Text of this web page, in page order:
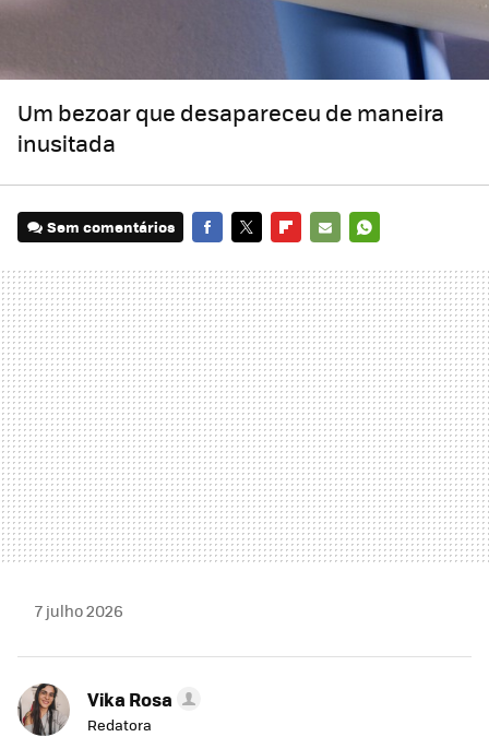
Um bezoar que desapareceu de maneira
inusitada
Sem comentários
MAIL
7 julho 2026
Vika Rosa
Redatora